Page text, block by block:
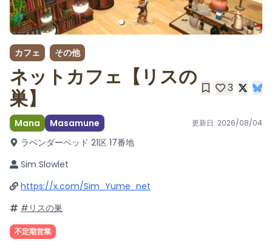
カフェ その他
ネットカフェ【リスの
巣】
3
Mana Masamune 更新日: 2026/08/04
ラベンダーベッド 21区 17番地
Sim Slowlet
https://x.com/Sim_Yume_net
#リスの巣
不定期営業